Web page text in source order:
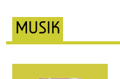
MUSIK